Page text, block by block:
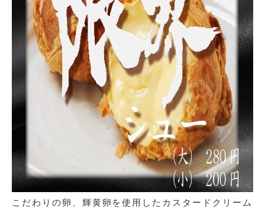
こだわりの卵、輝黄卵を使用したカスタードクリーム